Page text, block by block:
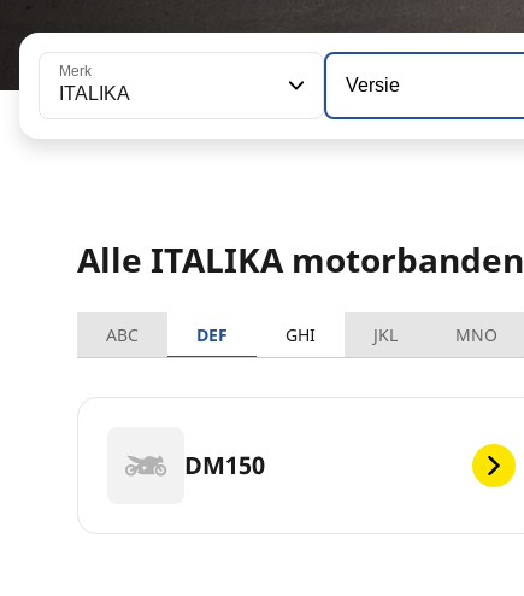
Merk
ITALIKA Versie
Alle ITALIKA motorbanden
ABC DEF GHI JKL MNO
DM150